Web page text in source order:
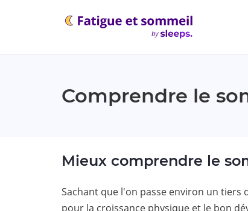
Comprendre le
Mieux comprendre le
Sachant que l'on passe environ un
pour la croissance physique et le bon